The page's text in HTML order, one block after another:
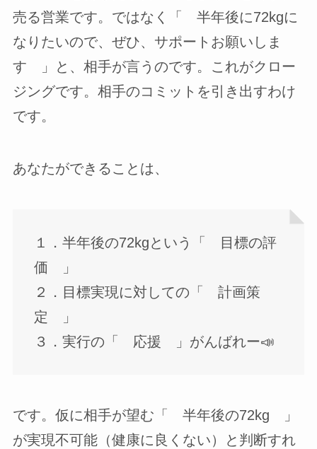
売る営業です。ではなく「 半年後に72kgに
なりたいので、ぜひ、サポートお願いしま
す 」と、相手が言うのです。これがクロー
ジングです。相手のコミットを引き出すわけ
です。
あなたができることは、
１．半年後の72kgという「 目標の評
価 」
２．目標実現に対しての「 計画策
定 」
３．実行の「 応援 」がんばれー📣
です。仮に相手が望む「 半年後の72kg 」
が実現不可能（健康に良くない）と判断すれ